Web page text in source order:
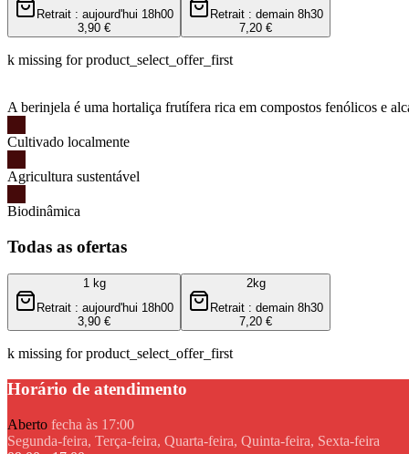
Retrait : aujourd'hui 18h00
3,90 €
Retrait : demain 8h30
7,20 €
k missing for product_select_offer_first
A berinjela é uma hortaliça frutífera rica em compostos fenólicos e
Cultivado localmente
Agricultura sustentável
Biodinâmica
Todas as ofertas
1 kg
Retrait : aujourd'hui 18h00
3,90 €
2kg
Retrait : demain 8h30
7,20 €
k missing for product_select_offer_first
Horário de atendimento
Aberto fecha às 17:00
Segunda-feira, Terça-feira, Quarta-feira, Quinta-feira, Sexta-feira